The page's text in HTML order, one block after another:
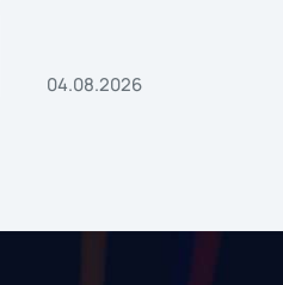
04.08.2026